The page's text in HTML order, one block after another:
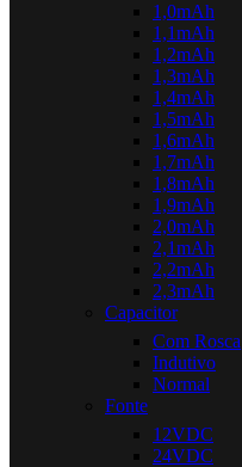
1,0mAh
1,1mAh
1,2mAh
1,3mAh
1,4mAh
1,5mAh
1,6mAh
1,7mAh
1,8mAh
1,9mAh
2,0mAh
2,1mAh
2,2mAh
2,3mAh
Capacitor
Com Rosca
Indutivo
Normal
Fonte
12VDC
24VDC